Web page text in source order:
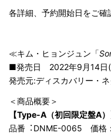
各詳細、予約開始日をご確
≪キム・ヒョンジュン「
■発売日 2022年9月14日
発売元:ディスカバリー・
​＜商品概要＞
【Type-A（初回限定盤A）
品番︓DNME-0065 価格